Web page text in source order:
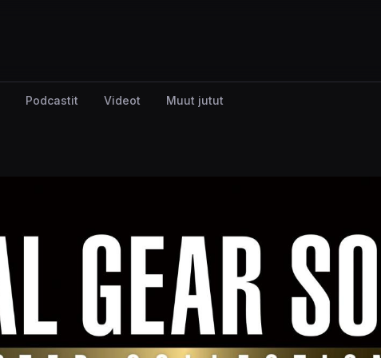
Podcastit Videot Muut jutut